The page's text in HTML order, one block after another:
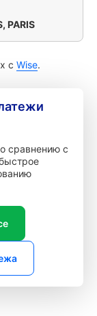
PARIS
с Wise.
сравнению с